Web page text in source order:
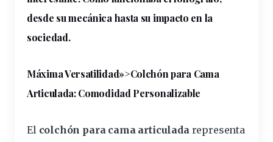
desde su mecánica hasta su impacto en la
sociedad.
Máxima Versatilidad»>Colchón para Cama
Articulada: Comodidad Personalizable
El colchón para cama articulada representa